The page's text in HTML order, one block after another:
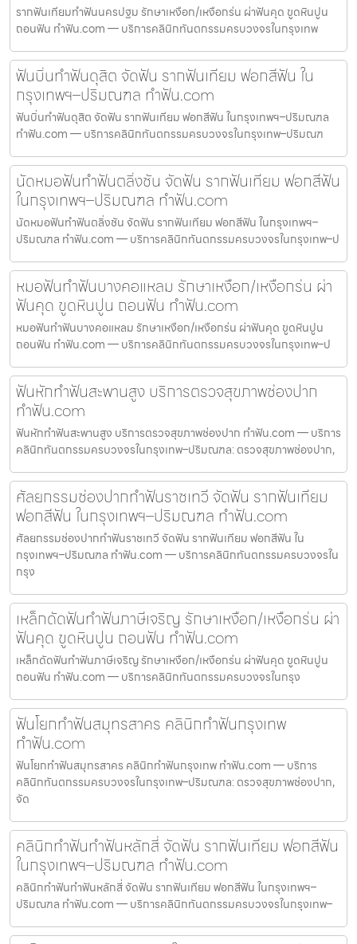
รากฟันเทียมทำฟันนครปฐม รักษาเหงือก/เหงือกร่น ผ่าฟันคุด ขูดหินปูน
ถอนฟัน ทำฟัน.com — บริการคลินิกทันตกรรมครบวงจรในกรุงเทพ
ฟันบิ่นทำฟันดุสิต จัดฟัน รากฟันเทียม ฟอกสีฟัน ใน
กรุงเทพฯ–ปริมณฑล ทำฟัน.com
ฟันบิ่นทำฟันดุสิต จัดฟัน รากฟันเทียม ฟอกสีฟัน ในกรุงเทพฯ–ปริมณฑล
ทำฟัน.com — บริการคลินิกทันตกรรมครบวงจรในกรุงเทพ–ปริมณฑ
นัดหมอฟันทำฟันตลิ่งชัน จัดฟัน รากฟันเทียม ฟอกสีฟัน
ในกรุงเทพฯ–ปริมณฑล ทำฟัน.com
นัดหมอฟันทำฟันตลิ่งชัน จัดฟัน รากฟันเทียม ฟอกสีฟัน ในกรุงเทพฯ–
ปริมณฑล ทำฟัน.com — บริการคลินิกทันตกรรมครบวงจรในกรุงเทพ–ป
หมอฟันทำฟันบางคอแหลม รักษาเหงือก/เหงือกร่น ผ่า
ฟันคุด ขูดหินปูน ถอนฟัน ทำฟัน.com
หมอฟันทำฟันบางคอแหลม รักษาเหงือก/เหงือกร่น ผ่าฟันคุด ขูดหินปูน
ถอนฟัน ทำฟัน.com — บริการคลินิกทันตกรรมครบวงจรในกรุงเทพ–ป
ฟันหักทำฟันสะพานสูง บริการตรวจสุขภาพช่องปาก
ทำฟัน.com
ฟันหักทำฟันสะพานสูง บริการตรวจสุขภาพช่องปาก ทำฟัน.com — บริการ
คลินิกทันตกรรมครบวงจรในกรุงเทพ–ปริมณฑล: ตรวจสุขภาพช่องปาก,
ศัลยกรรมช่องปากทำฟันราชเทวี จัดฟัน รากฟันเทียม
ฟอกสีฟัน ในกรุงเทพฯ–ปริมณฑล ทำฟัน.com
ศัลยกรรมช่องปากทำฟันราชเทวี จัดฟัน รากฟันเทียม ฟอกสีฟัน ใน
กรุงเทพฯ–ปริมณฑล ทำฟัน.com — บริการคลินิกทันตกรรมครบวงจรใน
กรุง
เหล็กดัดฟันทำฟันภาษีเจริญ รักษาเหงือก/เหงือกร่น ผ่า
ฟันคุด ขูดหินปูน ถอนฟัน ทำฟัน.com
เหล็กดัดฟันทำฟันภาษีเจริญ รักษาเหงือก/เหงือกร่น ผ่าฟันคุด ขูดหินปูน
ถอนฟัน ทำฟัน.com — บริการคลินิกทันตกรรมครบวงจรในกรุง
ฟันโยกทำฟันสมุทรสาคร คลินิกทำฟันกรุงเทพ
ทำฟัน.com
ฟันโยกทำฟันสมุทรสาคร คลินิกทำฟันกรุงเทพ ทำฟัน.com — บริการ
คลินิกทันตกรรมครบวงจรในกรุงเทพ–ปริมณฑล: ตรวจสุขภาพช่องปาก,
จัด
คลินิกทำฟันทำฟันหลักสี่ จัดฟัน รากฟันเทียม ฟอกสีฟัน
ในกรุงเทพฯ–ปริมณฑล ทำฟัน.com
คลินิกทำฟันทำฟันหลักสี่ จัดฟัน รากฟันเทียม ฟอกสีฟัน ในกรุงเทพฯ–
ปริมณฑล ทำฟัน.com — บริการคลินิกทันตกรรมครบวงจรในกรุงเทพ–